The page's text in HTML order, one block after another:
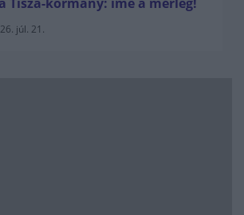
júl. 21.